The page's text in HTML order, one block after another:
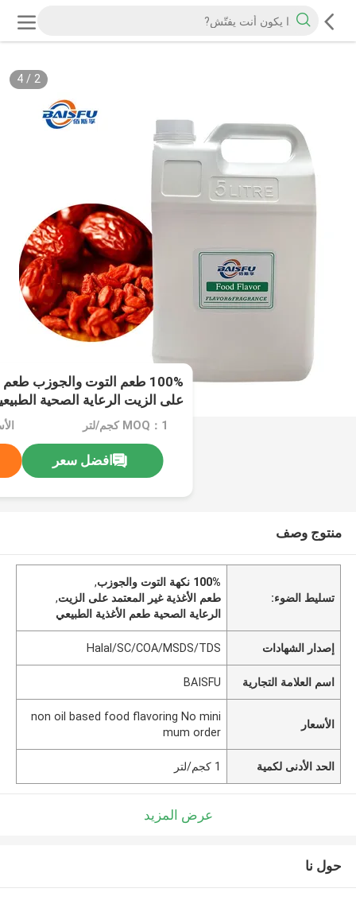
2
/
4
100% طعم التوت والجوزب
على الزيت الرعاية الصحية
MOQ：1 كجم/لتر
افضل سعر
منتوج وصف
تسليط الضوء:
100% نكهة التوت والجوزب
,
طعم الأغذية غير المعتمد على الزيت,
الرعاية الصحية طعم الأغذية الطبيعي
إصدار الشهادات Halal/SC/COA/MSDS/TDS
اسم العلامة التجارية BAISFU
الأسعار
non oil based food flavoring No mini
mum order
الحد الأدنى لكمية 1 كجم/لتر
عرض المزيد
حول نا